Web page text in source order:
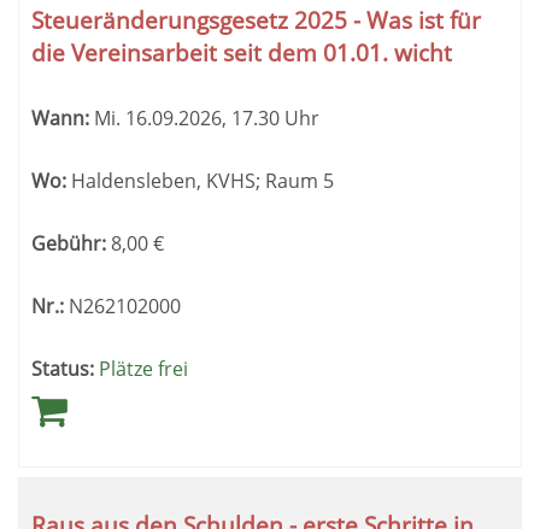
Steueränderungsgesetz 2025 - Was ist für
die Vereinsarbeit seit dem 01.01. wicht
Wann: Mi. 16.09.2026, 17.30 Uhr
Wo: Haldensleben, KVHS; Raum 5
Gebühr:8,00€
Nr.: N262102000
Status: Plätze frei